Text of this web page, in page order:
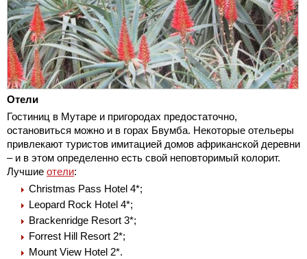
Отели
Гостиниц в Мутаре и пригородах предостаточно,
остановиться можно и в горах Бвумба. Некоторые отельеры
привлекают туристов имитацией домов африканской деревни
– и в этом определенно есть свой неповторимый колорит.
Лучшие отели:
Christmas Pass Hotel 4*;
Leopard Rock Hotel 4*;
Brackenridge Resort 3*;
Forrest Hill Resort 2*;
Mount View Hotel 2*.